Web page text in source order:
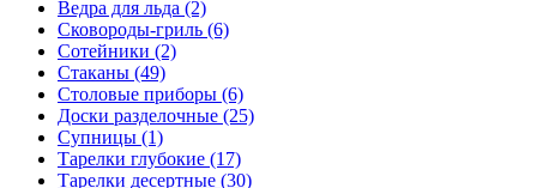
Ведра для льда (2)
Сковороды-гриль (6)
Сотейники (2)
Стаканы (49)
Столовые приборы (6)
Доски разделочные (25)
Супницы (1)
Тарелки глубокие (17)
Тарелки десертные (30)